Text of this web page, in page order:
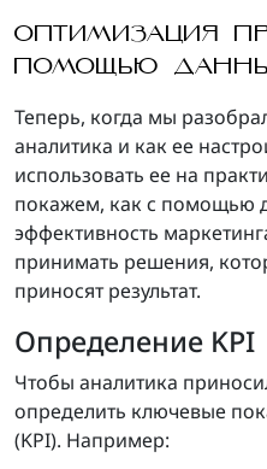
ОПТИМИЗАЦИЯ
ПОМОЩЬЮ
Теперь, когда мы
аналитика и как ее
использовать ее на
покажем, как с помощью
эффективность
принимать решения,
приносят результат.
Определение KPI
Чтобы аналитика
определить ключевые
(KPI). Например: